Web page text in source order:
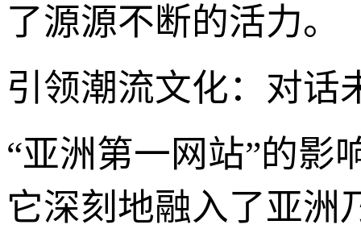
了源源不断的活力。
引领潮流文化：对话
“亚洲第一网站”的影
它深刻地融入了亚洲